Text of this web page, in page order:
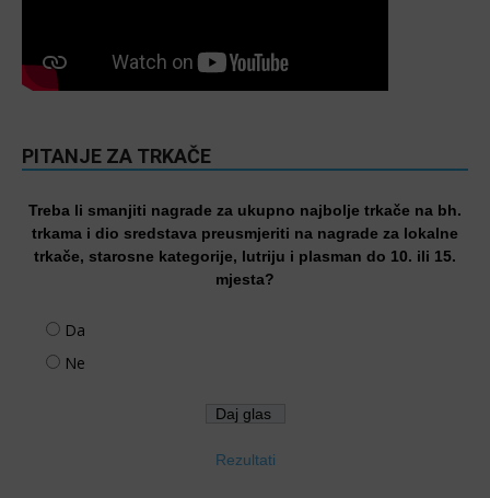
PITANJE ZA TRKAČE
Treba li smanjiti nagrade za ukupno najbolje trkače na bh.
trkama i dio sredstava preusmjeriti na nagrade za lokalne
trkače, starosne kategorije, lutriju i plasman do 10. ili 15.
mjesta?
Da
Ne
Rezultati